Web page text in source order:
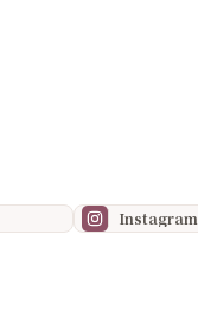
Instagram